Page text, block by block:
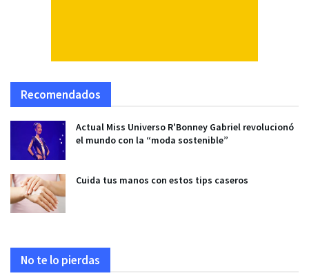
Recomendados
Actual Miss Universo R'Bonney Gabriel revolucionó
el mundo con la “moda sostenible”
Cuida tus manos con estos tips caseros
No te lo pierdas